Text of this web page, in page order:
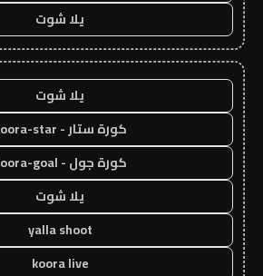
يلا شوت
يلا شوت
كورة ستار - koora-star
كورة جول - koora-goal
يلا شوت
yalla shoot
koora live